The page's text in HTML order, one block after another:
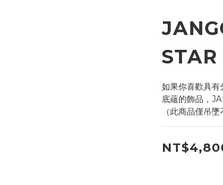
STAR
如果你喜歡具有
底蘊的飾品，
（此商品僅吊墜